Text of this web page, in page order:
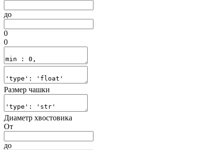
до
0
0
Размер чашки
Диаметр хвостовика
От
до